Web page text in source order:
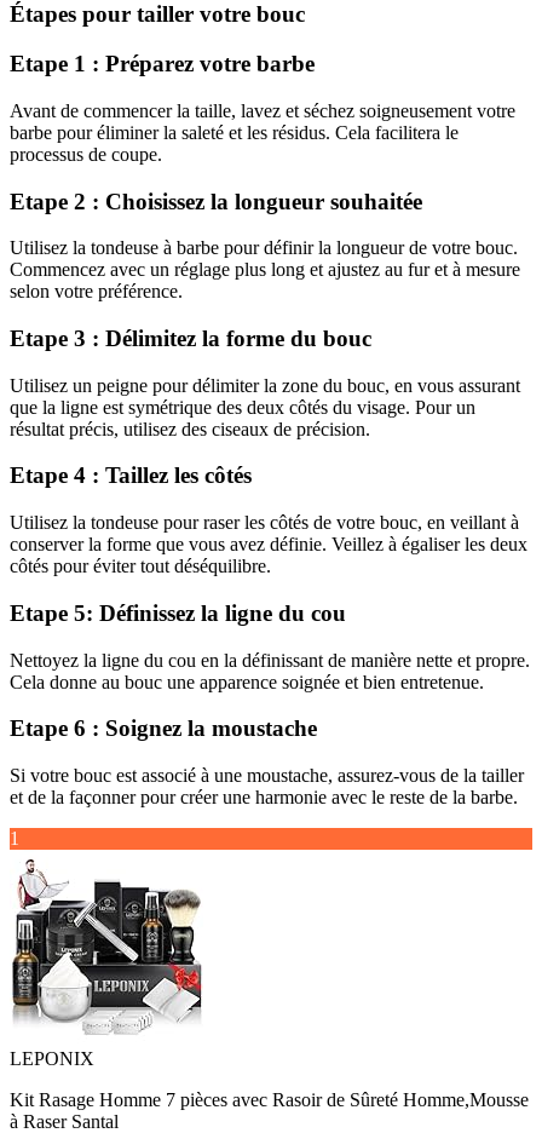
Étapes pour tailler votre bouc
Etape 1 : Préparez votre barbe
Avant de commencer la taille, lavez et séchez soigneusement votre
barbe pour éliminer la saleté et les résidus. Cela facilitera le
processus de coupe.
Etape 2 : Choisissez la longueur souhaitée
Utilisez la tondeuse à barbe pour définir la longueur de votre bouc.
Commencez avec un réglage plus long et ajustez au fur et à mesure
selon votre préférence.
Etape 3 : Délimitez la forme du bouc
Utilisez un peigne pour délimiter la zone du bouc, en vous assurant
que la ligne est symétrique des deux côtés du visage. Pour un
résultat précis, utilisez des ciseaux de précision.
Etape 4 : Taillez les côtés
Utilisez la tondeuse pour raser les côtés de votre bouc, en veillant à
conserver la forme que vous avez définie. Veillez à égaliser les deux
côtés pour éviter tout déséquilibre.
Etape 5: Définissez la ligne du cou
Nettoyez la ligne du cou en la définissant de manière nette et propre.
Cela donne au bouc une apparence soignée et bien entretenue.
Etape 6 : Soignez la moustache
Si votre bouc est associé à une moustache, assurez-vous de la tailler
et de la façonner pour créer une harmonie avec le reste de la barbe.
1
LEPONIX
Kit Rasage Homme 7 pièces avec Rasoir de Sûreté Homme,Mousse
à Raser Santal